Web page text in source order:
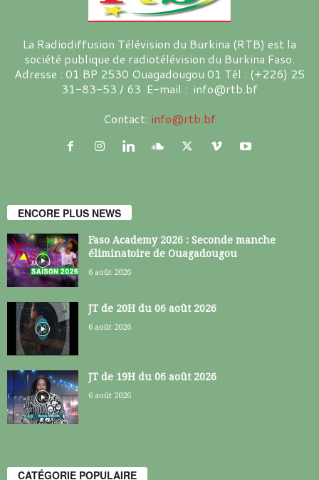
La Radiodiffusion Télévision du Burkina (RTB) est la
société publique de radiotélévision du Burkina Faso.
Adresse : 01 BP 2530 Ouagadougou 01 Tél : (+226) 25
31-83-53 / 63 E-mail : info@rtb.bf
Contact: info@rtb.bf
ENCORE PLUS NEWS
Faso Academy 2026 : Seconde manche
éliminatoire de Ouagadougou
6 août 2026
JT de 20H du 06 août 2026
6 août 2026
JT de 19H du 06 août 2026
6 août 2026
CATÉGORIE POPULAIRE